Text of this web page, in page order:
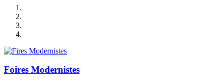
Foires Modernistes